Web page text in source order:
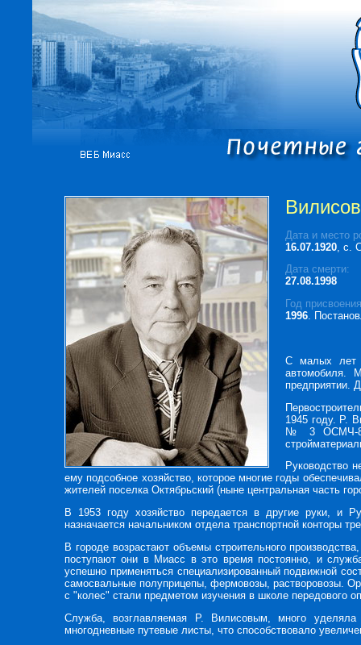
Дата и место
16.07.1920 , с.
Дата смерти:
27.08.1998
Год
1996.
С малых лет
автомобиля.
предприятии.
1945 году. Р.
№ 3 ОСМЧ-8.
Руководство
ему подсобное хозяйство, которое многие годы
жителей поселка Октябрьский (ныне центральная часть
В 1953 году хозяйство передается в другие руки, и
назначается начальником отдела транспортной конторы
В городе возрастают объемы строительного
поступают они в Миасс в это время постоянно, и
успешно применяться специализированный подвижной
самосвальные полуприцепы, фермовозы, растворовозы.
с "колес" стали предметом изучения в школе передового
Служба, возглавляемая Р. Вилисовым, много
многодневные путевые листы, что способствовало